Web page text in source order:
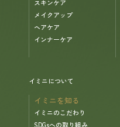
スキンケア
メイクアップ
ヘアケア
インナーケア
イミニについて
イミニを知る
イミニのこだわり
SDGsへの取り組み